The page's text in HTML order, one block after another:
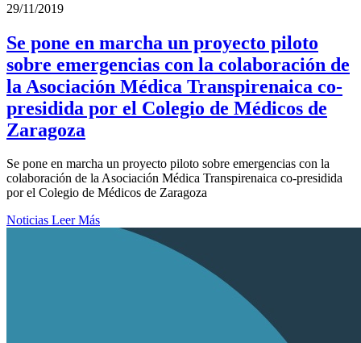
29/11/2019
Se pone en marcha un proyecto piloto
sobre emergencias con la colaboración de
la Asociación Médica Transpirenaica co-
presidida por el Colegio de Médicos de
Zaragoza
Se pone en marcha un proyecto piloto sobre emergencias con la
colaboración de la Asociación Médica Transpirenaica co-presidida
por el Colegio de Médicos de Zaragoza
Noticias Leer Más